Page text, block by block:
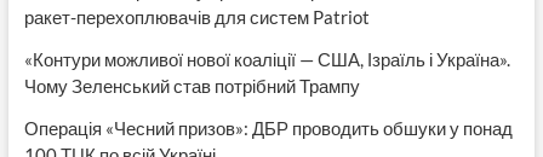
ракет-перехоплювачів для систем Patriot
«Контури можливої нової коаліції — США, Ізраїль і Україна».
Чому Зеленський став потрібний Трампу
Операція «Чесний призов»: ДБР проводить обшуки у понад